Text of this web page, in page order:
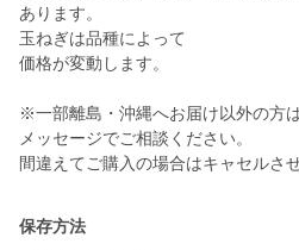
あります。
玉ねぎは品種によって
価格が変動します。
※一部離島・沖縄へお届け以外の方
メッセージでご相談ください。
間違えてご購入の場合はキャセルさ
保存方法